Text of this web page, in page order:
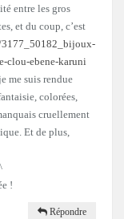
entre les gros
et du coup, c’est
clou-ebene-karuni
me suis rendue
colorées,
cruellement
Et de plus,
!
Répondre